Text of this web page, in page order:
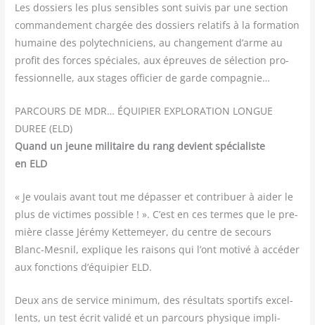
Les dos­siers les plus sen­sibles sont sui­vis par une sec­tion
com­man­de­ment char­gée des dos­siers rela­tifs à la for­ma­tion
humaine des poly­tech­ni­ciens, au chan­ge­ment d’arme au
pro­fit des forces spé­ciales, aux épreuves de sélec­tion pro­
fes­sion­nelle, aux stages offi­cier de garde compagnie…
PARCOURS DE MDR… ÉQUIPIER EXPLORATION LONGUE
DUREE (ELD)
Quand un jeune mili­taire du rang devient spé­cia­liste
en ELD
« Je vou­lais avant tout me dépas­ser et contri­buer à aider le
plus de vic­times pos­sible ! ». C’est en ces termes que le pre­
mière classe Jéré­my Ket­te­meyer, du centre de secours
Blanc-Mes­nil, explique les rai­sons qui l’ont moti­vé à accé­der
aux fonc­tions d’équipier ELD.
Deux ans de ser­vice mini­mum, des résul­tats spor­tifs excel­
lents, un test écrit vali­dé et un par­cours phy­sique impli­